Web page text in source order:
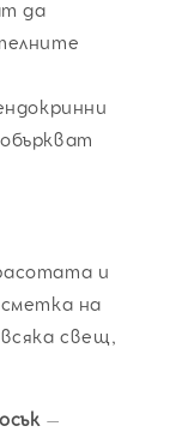
да
и
на
свещ,
–